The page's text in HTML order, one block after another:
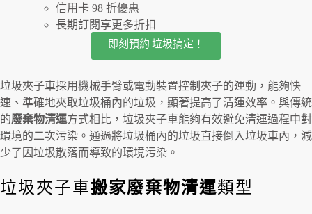
信用卡 98 折優惠
長期訂閱享更多折扣
即刻預約 垃圾搞定！
垃圾夾子車採用機械手臂或電動裝置控制夾子的運動，能夠快
速、準確地夾取垃圾桶內的垃圾，顯著提高了清運效率。與傳統
的廢棄物清運方式相比，垃圾夾子車能夠有效避免清運過程中對
環境的二次污染。通過將垃圾桶內的垃圾直接倒入垃圾車內，減
少了因垃圾散落而導致的環境污染。
垃圾夾子車搬家廢棄物清運類型